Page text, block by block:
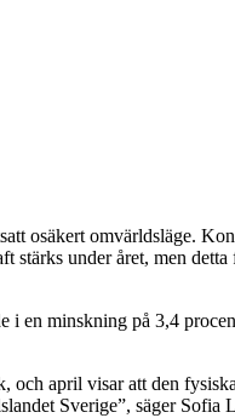
osäkert omvärldsläge.
stärks under året, men detta
i en minskning på 3,4
april visar att den
Sverige”, säger Sofia